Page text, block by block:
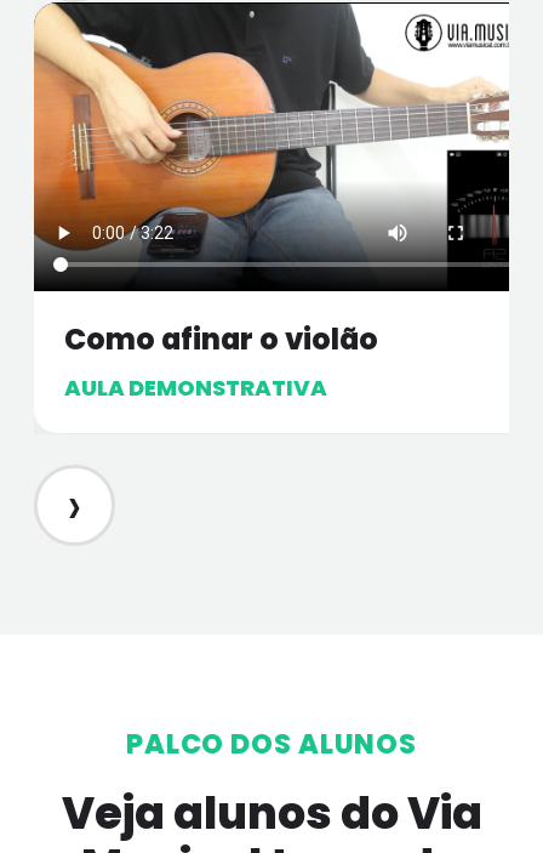
Como afinar o violão
AULA DEMONSTRATIVA
›
PALCO DOS ALUNOS
Veja alunos do Via